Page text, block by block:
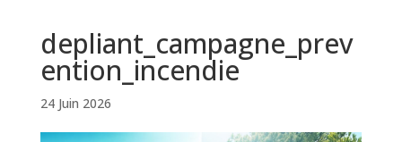
depliant_campagne_prev
ention_incendie
24 Juin 2026